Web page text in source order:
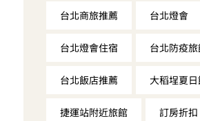
台北商旅推薦 台北燈會
台北燈會住宿 台北防疫
台北飯店推薦 大稻埕夏
捷運站附近旅館 訂房折扣